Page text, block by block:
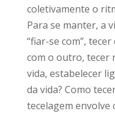
coletivamente o
Para se manter, a
“fiar-se com”,
com o outro, tecer
vida, estabelecer
da vida? Como
tecelagem envolve